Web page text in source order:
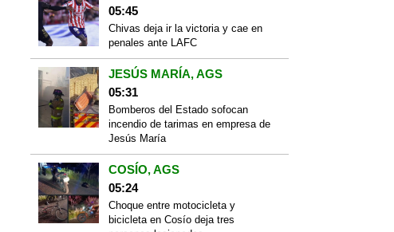
05:45
Chivas deja ir la victoria y cae en
penales ante LAFC
JESÚS MARÍA, AGS
05:31
Bomberos del Estado sofocan
incendio de tarimas en empresa de
Jesús María
COSÍO, AGS
05:24
Choque entre motocicleta y
bicicleta en Cosío deja tres